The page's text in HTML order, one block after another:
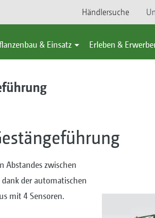
Händlersuche
& Einsatz Erleben &
Abstandes zwischen
der automatischen
mit 4 Sensoren.